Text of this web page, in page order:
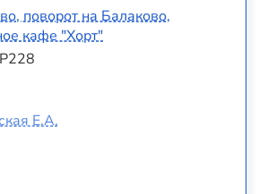
поворот на Балаково,
кафе "Хорт"
Е.А.